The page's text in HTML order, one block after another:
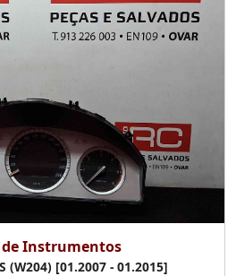
Instrumentos
(W204) [01.2007 - 01.2015]